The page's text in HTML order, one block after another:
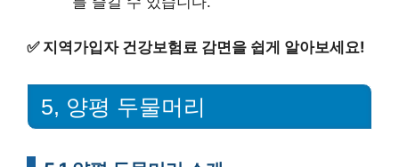
✅ 지역가입자 건강보험료 감면을 쉽게 알아보세요!
5, 양평 두물머리